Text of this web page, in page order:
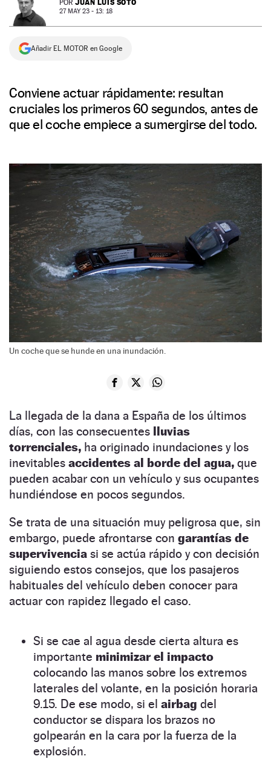
NEWSLETTER
SÍGUENOS
POR JUAN LUIS SOTO
27 MAY 23 - 13: 18
Añadir EL MOTOR en Google
Conviene actuar rápidamente: resultan
cruciales los primeros 60 segundos, antes de
que el coche empiece a sumergirse del todo.
Un coche que se hunde en una inundación.
La llegada de la dana a España de los últimos
días, con las consecuentes lluvias
torrenciales, ha originado inundaciones y los
inevitables accidentes al borde del agua, que
pueden acabar con un vehículo y sus ocupantes
hundiéndose en pocos segundos.
Se trata de una situación muy peligrosa que, sin
embargo, puede afrontarse con garantías de
supervivencia si se actúa rápido y con decisión
siguiendo estos consejos, que los pasajeros
habituales del vehículo deben conocer para
actuar con rapidez llegado el caso.
Si se cae al agua desde cierta altura es
importante minimizar el impacto
colocando las manos sobre los extremos
laterales del volante, en la posición horaria
9.15. De ese modo, si el airbag del
conductor se dispara los brazos no
golpearán en la cara por la fuerza de la
explosión.